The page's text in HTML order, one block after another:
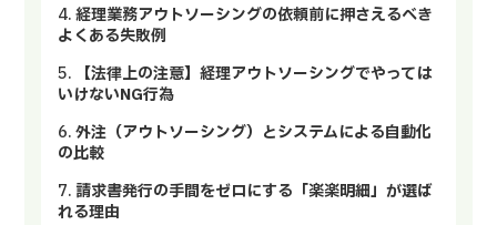
経理業務アウトソーシングの依頼前に押さえるべき
よくある失敗例
【法律上の注意】経理アウトソーシングでやっては
いけないNG行為
外注（アウトソーシング）とシステムによる自動化
の比較
請求書発行の手間をゼロにする「楽楽明細」が選ば
れる理由